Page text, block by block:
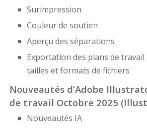
Surimpression
Couleur de soutien
Aperçu des séparations
Exportation des plans de travail
tailles et formats de fichiers
Nouveautés d’Adobe
de travail Octobre 2025
Nouveautés IA